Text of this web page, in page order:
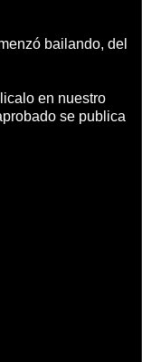
bailando, del
en nuestro
se publica